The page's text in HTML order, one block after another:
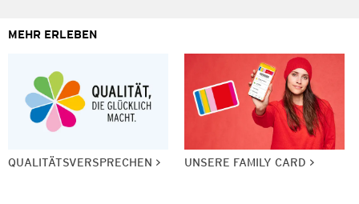
MEHR ERLEBEN
QUALITÄTSVERSPRECHEN UNSERE FAMILY CARD